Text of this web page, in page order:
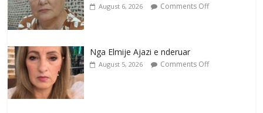
August 6, 2026 Comments Off
Nga Elmije Ajazi e nderuar
August 5, 2026 Comments Off